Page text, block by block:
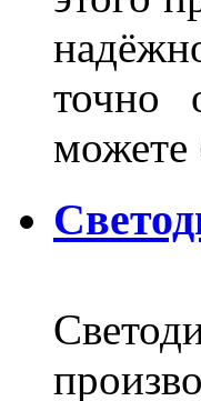
точно